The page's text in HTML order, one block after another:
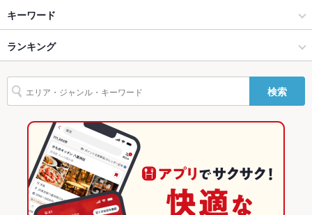
駐車場 なし
その他設備 －
その他
あり
なし
カクテル充実、焼酎充実、日本酒充実
お子様連れ お子様連れOK
赤羽・王子・十条 × 居酒屋
赤羽・王子・十条 × 創作
赤羽駅 × 居酒屋
赤羽駅 × 創作
焼き鳥・鶏料理
赤羽・王子・十条 × 和食
赤羽 × 居酒屋
赤羽 × 創作
赤羽 × 和食
赤羽 × 焼き鳥・鶏料理
東京 × 居酒屋
東京 × 創作
赤羽駅
赤羽岩淵駅
東十条駅
キーワード
からあげ
たこ焼き 鉄板焼きそば
ランキング
東京のグルメランキング
東京の居酒屋ランキング
赤羽・王子・十条のグルメランキング
赤羽・王子・十条の居酒屋ランキング
赤羽のグルメランキング
検索